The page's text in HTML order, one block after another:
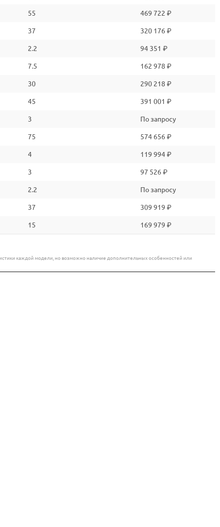
55 469 722 ₽
37 320 176 ₽
2.2 94 351 ₽
7.5 162 978 ₽
30 290 218 ₽
45 391 001 ₽
3 По запросу
75 574 656 ₽
4 119 994 ₽
3 97 526 ₽
2.2 По запросу
37 309 919 ₽
15 169 979 ₽
каждой модели, но возможно наличие дополнительных особенностей или